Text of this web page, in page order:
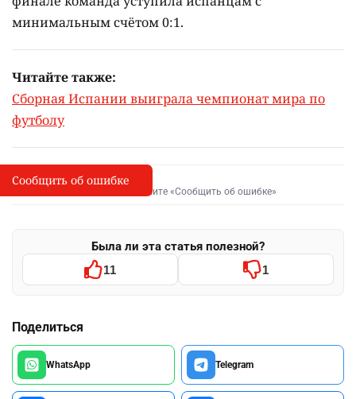
минимальным счётом 0:1.
Читайте также:
Сборная Испании выиграла чемпионат мира по
футболу
I
Сообщить об опечатке
Выделите фрагмент и нажмите «Сообщить об ошибке»
Была ли эта статья полезной?
11 1
Поделиться
WhatsApp Telegram
Сообщить об ошибке